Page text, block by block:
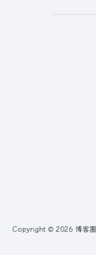
Copyright © 2026 博客圈